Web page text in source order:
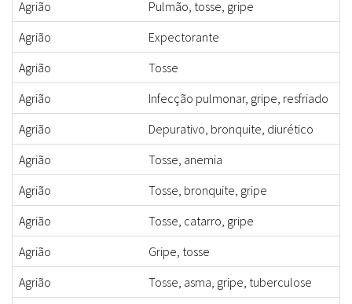
Agrião
Pulmão, tosse, gripe
Agrião
Expectorante
Agrião
Tosse
Agrião
Infecção pulmonar, gripe, resfriado
Agrião
Depurativo, bronquite, diurético
Agrião
Tosse, anemia
Agrião
Tosse, bronquite, gripe
Agrião
Tosse, catarro, gripe
Agrião
Gripe, tosse
Agrião
Tosse, asma, gripe, tuberculose